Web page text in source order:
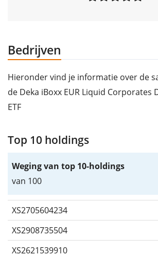
Bedrijven
Hieronder vind je informatie over de
de Deka iBoxx EUR Liquid Corporates
ETF
Top 10 holdings
Weging van top 10-holdings
van 100
XS2705604234
XS2908735504
XS2621539910